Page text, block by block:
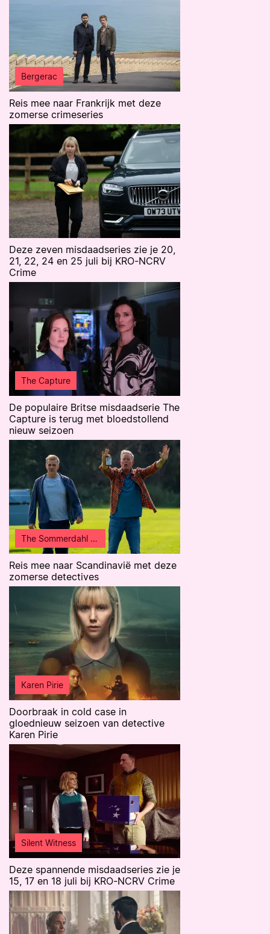
Bergerac
Reis mee naar Frankrijk met deze
zomerse crimeseries
Deze zeven misdaadseries zie je 20,
21, 22, 24 en 25 juli bij KRO-NCRV
Crime
The Capture
De populaire Britse misdaadserie The
Capture is terug met bloedstollend
nieuw seizoen
The Sommerdahl Murders
Reis mee naar Scandinavië met deze
zomerse detectives
Karen Pirie
Doorbraak in cold case in
gloednieuw seizoen van detective
Karen Pirie
Silent Witness
Deze spannende misdaadseries zie je
15, 17 en 18 juli bij KRO-NCRV Crime